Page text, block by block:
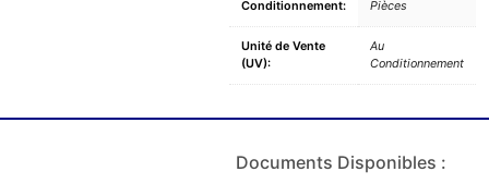
Conditionnement:
Pièces
Unité de Vente
(UV):
Au
Conditionnement
Documents Disponibles :